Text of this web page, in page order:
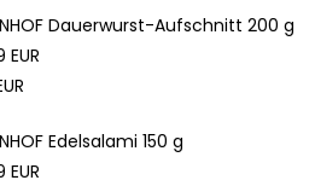
Dauerwurst-Aufschnitt 200 g
EUR
Edelsalami 150 g
EUR